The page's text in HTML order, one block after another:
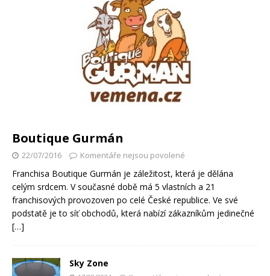
Boutique Gurmán
22/07/2016 Komentáře nejsou povolené
Franchisa Boutique Gurmán je záležitost, která je dělána
celým srdcem. V současné době má 5 vlastních a 21
franchisových provozoven po celé České republice. Ve své
podstatě je to síť obchodů, která nabízí zákazníkům jedinečné
[…]
Sky Zone